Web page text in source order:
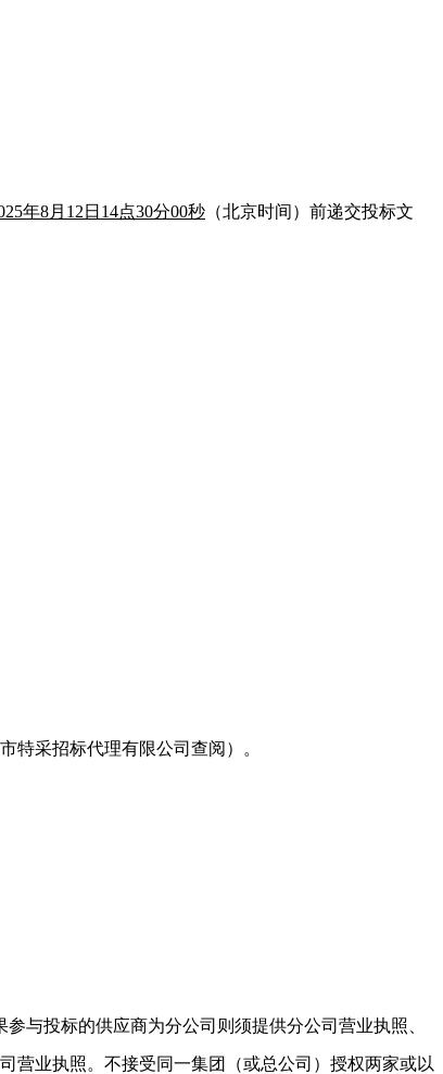
年8月12日14点30分00秒 （北京时间）前递交投标文
特采招标代理有限公司查阅）。
与投标的供应商为分公司则须提供分公司营业执照、
营业执照。不接受同一集团（或总公司）授权两家或以